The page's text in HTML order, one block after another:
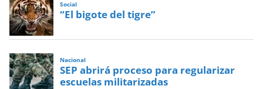
Social
“El bigote del tigre”
Nacional
SEP abrirá proceso para regularizar
escuelas militarizadas